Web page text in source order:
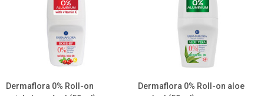
Dermaflora 0% Roll-on
Dermaflora 0% Roll-on aloe